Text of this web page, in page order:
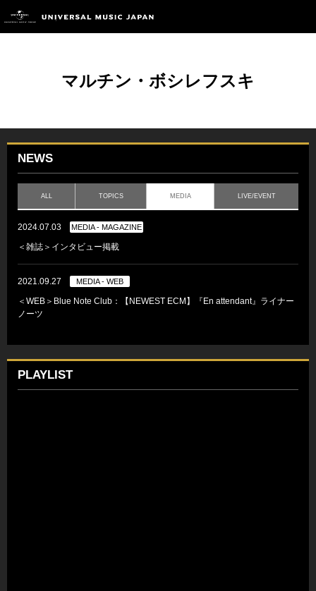
マルチン・ボシレフスキ
NEWS
ALL TOPICS MEDIA LIVE/EVENT
2024.07.03 MEDIA - MAGAZINE
＜雑誌＞インタビュー掲載
2021.09.27 MEDIA - WEB
＜WEB＞Blue Note Club：【NEWEST ECM】『En attendant』ライナー
ノーツ
PLAYLIST